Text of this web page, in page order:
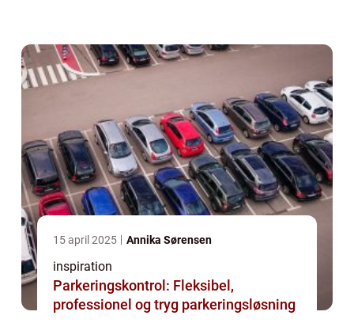
Forskellen er...
15 april 2025 Annika Sørensen
inspiration
Parkeringskontrol: Fleksibel,
professionel og tryg parkeringsløsning